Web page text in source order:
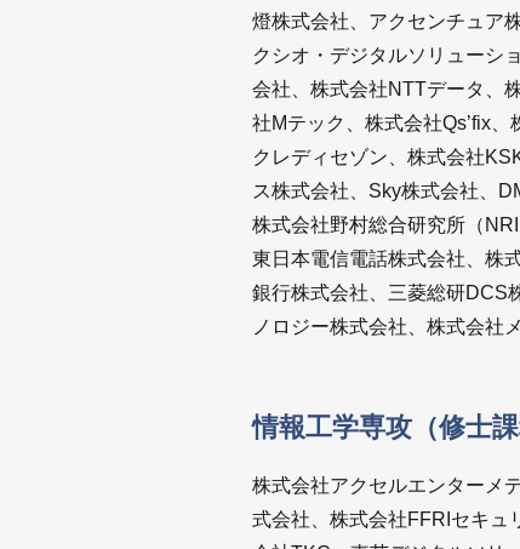
燈株式会社、アクセンチュア
クシオ・デジタルソリューシ
会社、株式会社NTTデータ、
社Mテック、株式会社Qs’fix
クレディセゾン、株式会社
ス株式会社、Sky株式会社、
株式会社野村総合研究所（
東日本電信電話株式会社、株
銀行株式会社、三菱総研DCS
ノロジー株式会社、株式会社
情報工学専攻（修士課
株式会社アクセルエンターメ
式会社、株式会社FFRIセキュ